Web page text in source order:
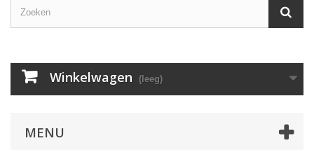
Winkelwagen (leeg)
MENU